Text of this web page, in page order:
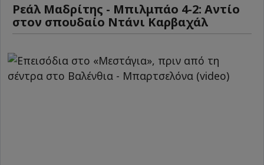
Ρεάλ Μαδρίτης - Μπιλμπάο 4-2: Αντίο
στον σπουδαίο Ντάνι Καρβαχάλ